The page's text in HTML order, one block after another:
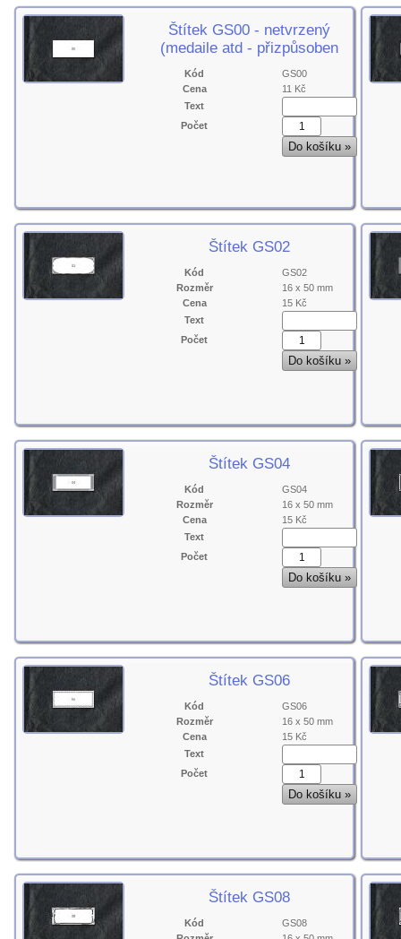
Štítek GS00 - netvrzený
(medaile atd - přizpůsoben
Kód
GS00
Cena
11 Kč
Text
Počet
Štítek GS02
Kód
GS02
Rozměr
16 x 50 mm
Cena
15 Kč
Text
Počet
Štítek GS04
Kód
GS04
Rozměr
16 x 50 mm
Cena
15 Kč
Text
Počet
Štítek GS06
Kód
GS06
Rozměr
16 x 50 mm
Cena
15 Kč
Text
Počet
Štítek GS08
Kód
GS08